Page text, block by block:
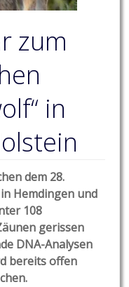
zum
in
dem 28.
Hemdingen und
108
gerissen
DNA-Analysen
bereits offen